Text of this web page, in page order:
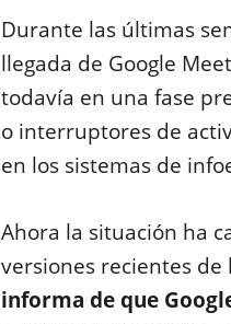
Durante las últimas
llegada de Google
todavía en una fase
o interruptores de
en los sistemas de
Ahora la situación ha
versiones recientes de
informa de que